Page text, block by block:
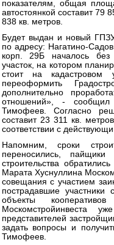
показателям, общая
автостоянкой составит 79
838 кв. метров.
Будет выдан и новый
по адресу: Нагатино-
корп. 29Б началось без
участок, на котором
стоит на
переоформить
дополнительно
отношений», - сообщил
Тимофеев. Согласно
составит 23 311 кв.
соответствии с
Напомним, сроки
переносились,
строительства
Марата Хуснуллина
совещания с участием
пострадавшие участники
объекты
Москомстройинвеста
представителей
задать вопросы и
Тимофеев.